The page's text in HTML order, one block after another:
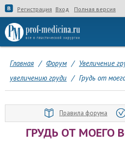
Регистрация Вход Полная версия
Главная / Форум / Увеличение
увеличению груди / Грудь от
Правила форума
ГРУДЬ ОТ МОЕГО